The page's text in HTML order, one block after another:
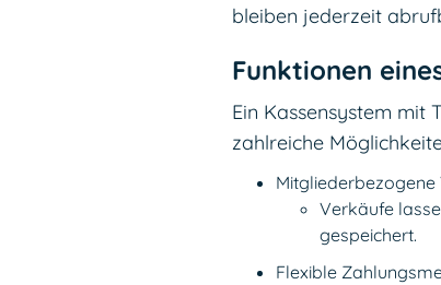
bleiben jederzeit
Funktionen
Ein Kassensystem mit
zahlreiche
Verkäufe
gespeichert.
Flexible